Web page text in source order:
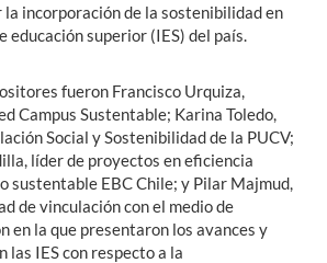
incorporación de la sostenibilidad en
educación superior (IES) del país.
fueron Francisco Urquiza,
Campus Sustentable; Karina Toledo,
Social y Sostenibilidad de la PUCV;
líder de proyectos en eficiencia
sustentable EBC Chile; y Pilar Majmud,
de vinculación con el medio de
en la que presentaron los avances y
las IES con respecto a la